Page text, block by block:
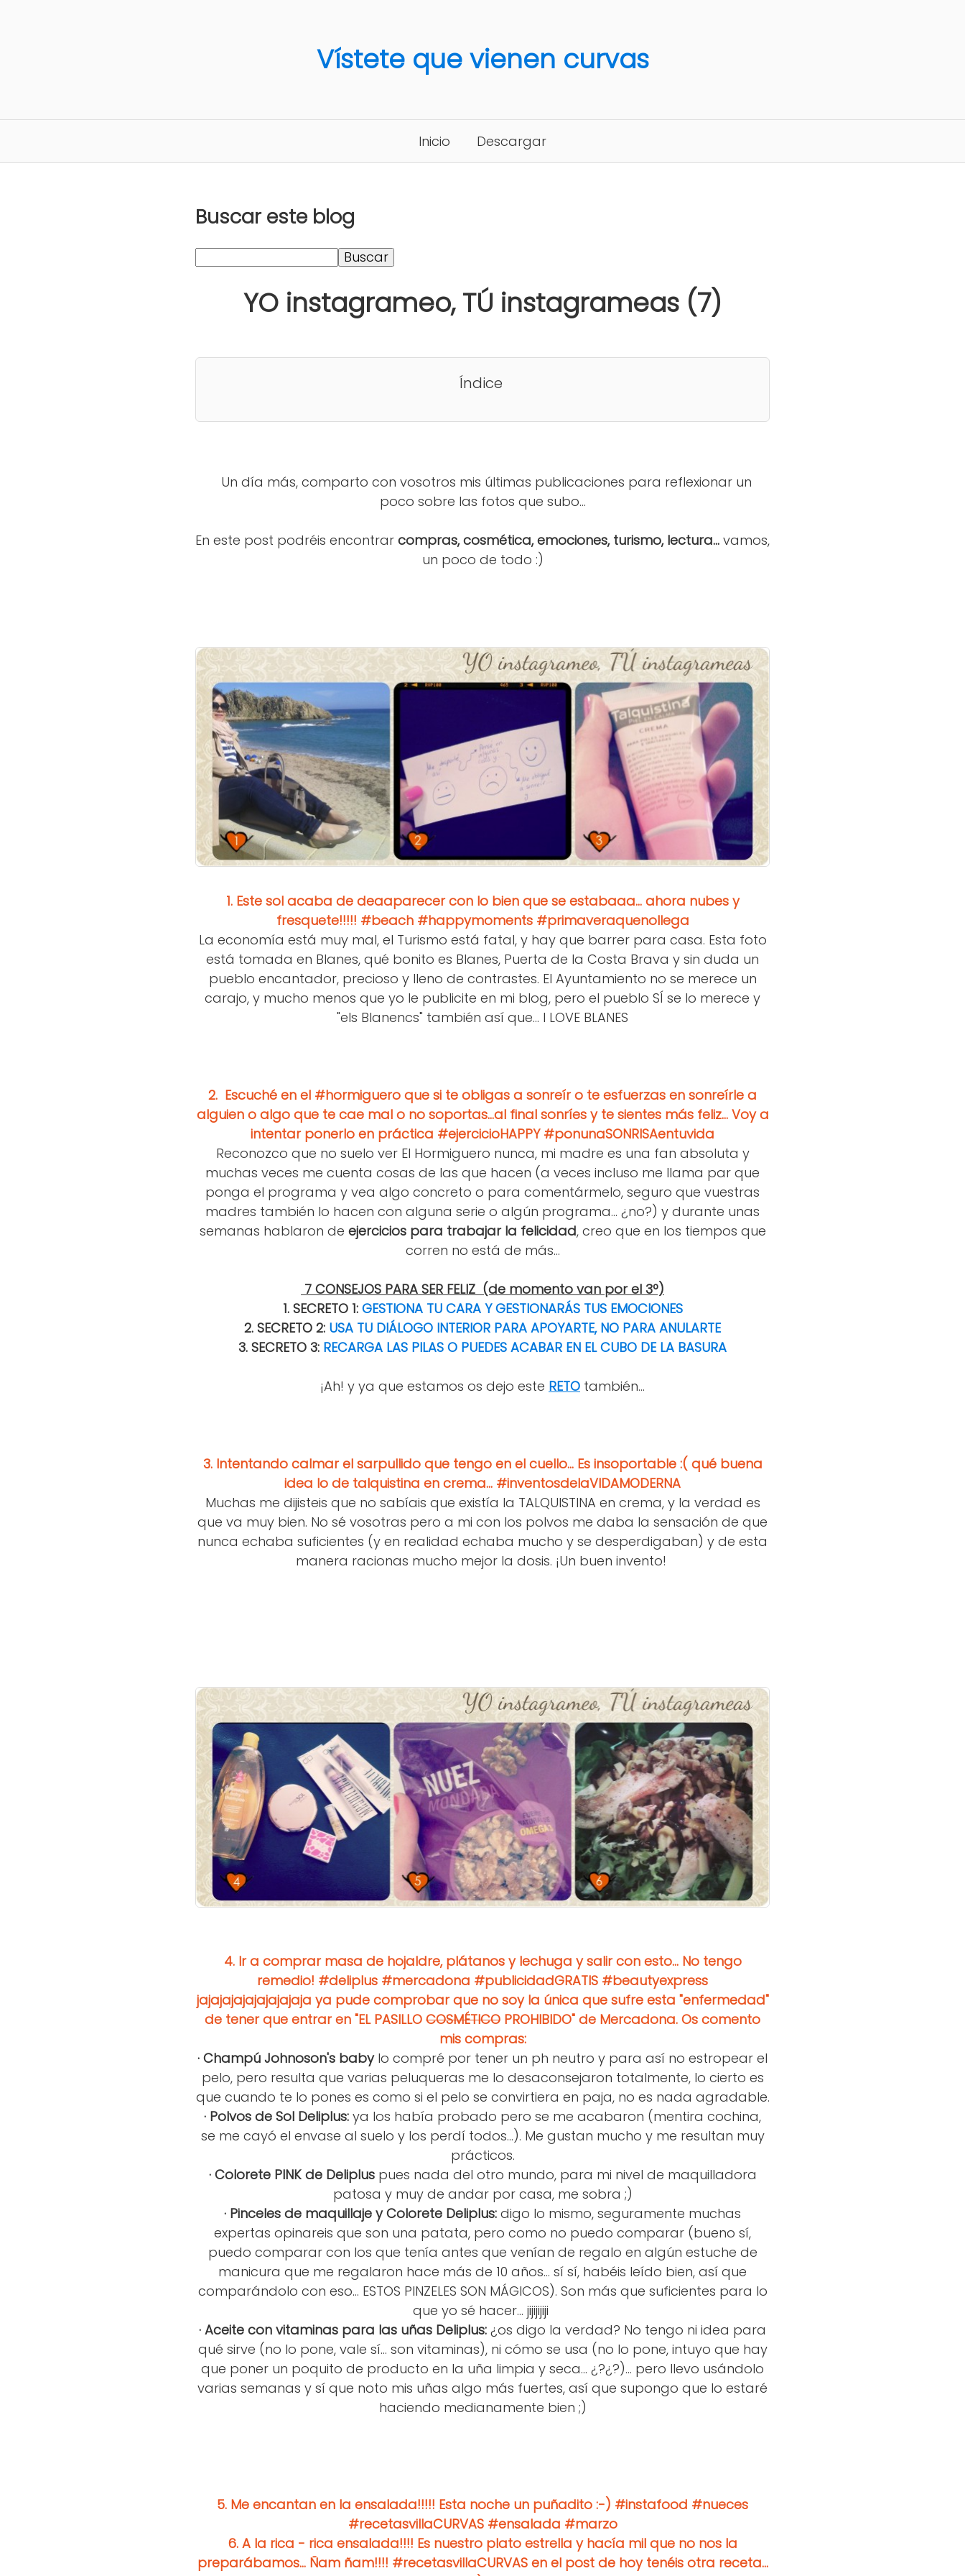
Vístete que vienen curvas
Inicio Descargar
Buscar este blog
YO instagrameo, TÚ instagrameas (7)
Índice
Un día más, comparto con vosotros mis últimas publicaciones para reflexionar un
poco sobre las fotos que subo...
En este post podréis encontrar compras, cosmética, emociones, turismo, lectura... vamos,
un poco de todo :)
1. Este sol acaba de deaaparecer con lo bien que se estabaaa... ahora nubes y
fresquete!!!!! #beach #happymoments #primaveraquenollega
La economía está muy mal, el Turismo está fatal, y hay que barrer para casa. Esta foto
está tomada en Blanes, qué bonito es Blanes, Puerta de la Costa Brava y sin duda un
pueblo encantador, precioso y lleno de contrastes. El Ayuntamiento no se merece un
carajo, y mucho menos que yo le publicite en mi blog, pero el pueblo SÍ se lo merece y
"els Blanencs" también así que... I LOVE BLANES
2. Escuché en el #hormiguero que si te obligas a sonreír o te esfuerzas en sonreírle a
alguien o algo que te cae mal o no soportas...al final sonríes y te sientes más feliz... Voy a
intentar ponerlo en práctica #ejercicioHAPPY #ponunaSONRISAentuvida
Reconozco que no suelo ver El Hormiguero nunca, mi madre es una fan absoluta y
muchas veces me cuenta cosas de las que hacen (a veces incluso me llama par que
ponga el programa y vea algo concreto o para comentármelo, seguro que vuestras
madres también lo hacen con alguna serie o algún programa... ¿no?) y durante unas
semanas hablaron de ejercicios para trabajar la felicidad, creo que en los tiempos que
corren no está de más...
7 CONSEJOS PARA SER FELIZ (de momento van por el 3º)
1. SECRETO 1: GESTIONA TU CARA Y GESTIONARÁS TUS EMOCIONES
2. SECRETO 2: USA TU DIÁLOGO INTERIOR PARA APOYARTE, NO PARA ANULARTE
3. SECRETO 3: RECARGA LAS PILAS O PUEDES ACABAR EN EL CUBO DE LA BASURA
¡Ah! y ya que estamos os dejo este RETO también...
3. Intentando calmar el sarpullido que tengo en el cuello... Es insoportable :( qué buena
idea lo de talquistina en crema... #inventosdelaVIDAMODERNA
Muchas me dijisteis que no sabíais que existía la TALQUISTINA en crema, y la verdad es
que va muy bien. No sé vosotras pero a mi con los polvos me daba la sensación de que
nunca echaba suficientes (y en realidad echaba mucho y se desperdigaban) y de esta
manera racionas mucho mejor la dosis. ¡Un buen invento!
4. Ir a comprar masa de hojaldre, plátanos y lechuga y salir con esto... No tengo
remedio! #deliplus #mercadona #publicidadGRATIS #beautyexpress
jajajajajajajajajaja ya pude comprobar que no soy la única que sufre esta "enfermedad"
de tener que entrar en "EL PASILLO COSMÉTICO PROHIBIDO" de Mercadona. Os comento
mis compras:
· Champú Johnoson's babylo compré por tener un ph neutro y para así no estropear el
pelo, pero resulta que varias peluqueras me lo desaconsejaron totalmente, lo cierto es
que cuando te lo pones es como si el pelo se convirtiera en paja, no es nada agradable.
· Polvos de Sol Deliplus: ya los había probado pero se me acabaron (mentira cochina,
se me cayó el envase al suelo y los perdí todos...). Me gustan mucho y me resultan muy
prácticos.
· Colorete PINK de Delipluspues nada del otro mundo, para mi nivel de maquilladora
patosa y muy de andar por casa, me sobra ;)
· Pinceles de maquillaje y Colorete Deliplus: digo lo mismo, seguramente muchas
expertas opinareis que son una patata, pero como no puedo comparar (bueno sí,
puedo comparar con los que tenía antes que venían de regalo en algún estuche de
manicura que me regalaron hace más de 10 años... sí sí, habéis leído bien, así que
comparándolo con eso... ESTOS PINZELES SON MÁGICOS). Son más que suficientes para lo
que yo sé hacer... jijijijiji
· Aceite con vitaminas para las uñas Deliplus: ¿os digo la verdad? No tengo ni idea para
qué sirve (no lo pone, vale sí... son vitaminas), ni cómo se usa (no lo pone, intuyo que hay
que poner un poquito de producto en la uña limpia y seca... ¿?¿?)... pero llevo usándolo
varias semanas y sí que noto mis uñas algo más fuertes, así que supongo que lo estaré
haciendo medianamente bien ;)
5. Me encantan en la ensalada!!!!! Esta noche un puñadito :-) #instafood #nueces
#recetasvillaCURVAS #ensalada #marzo
6. A la rica - rica ensalada!!!! Es nuestro plato estrella y hacía mil que no nos la
preparábamos... Ñam ñam!!!! #recetasvillaCURVAS en el post de hoy tenéis otra receta...